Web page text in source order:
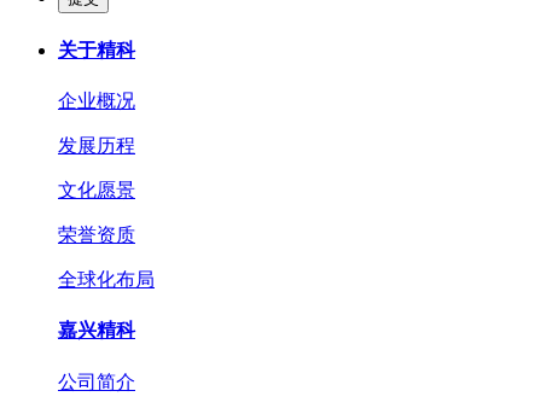
关于精科
企业概况
发展历程
文化愿景
荣誉资质
全球化布局
嘉兴精科
公司简介